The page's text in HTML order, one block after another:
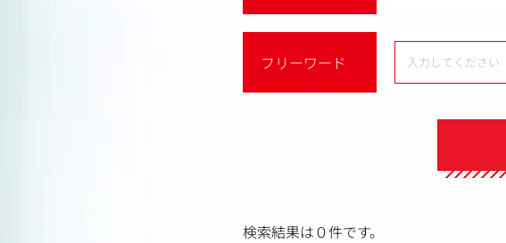
フリーワード
検索結果は０件です。